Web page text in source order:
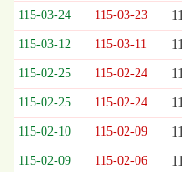
購
列
表，
欄
位
依
序
開
115-03-24 115-03-23
115-03-12 115-03-11
115-02-25 115-02-24
115-02-25 115-02-24
115-02-10 115-02-09
115-02-09 115-02-06